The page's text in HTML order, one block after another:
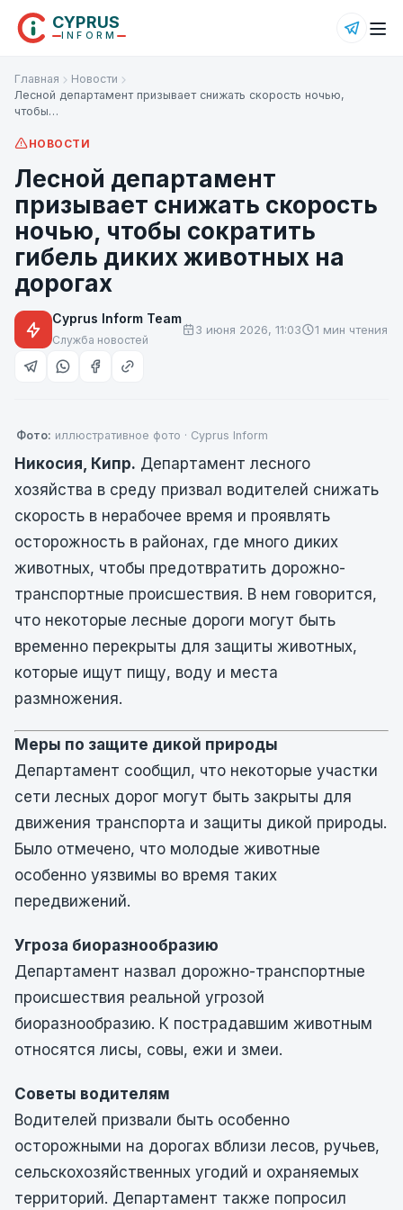
CYPRUS
INFORM
Главная
Новости
Лесной департамент призывает снижать скорость ночью,
чтобы…
НОВОСТИ
Лесной департамент
призывает снижать скорость
ночью, чтобы сократить
гибель диких животных на
дорогах
Cyprus Inform Team
Служба новостей
3 июня 2026, 11:03 1 мин чтения
Фото: иллюстративное фото · Cyprus Inform
Никосия, Кипр. Департамент лесного
хозяйства в среду призвал водителей снижать
скорость в нерабочее время и проявлять
осторожность в районах, где много диких
животных, чтобы предотвратить дорожно-
транспортные происшествия. В нем говорится,
что некоторые лесные дороги могут быть
временно перекрыты для защиты животных,
которые ищут пищу, воду и места
размножения.
Меры по защите дикой природы
Департамент сообщил, что некоторые участки
сети лесных дорог могут быть закрыты для
движения транспорта и защиты дикой природы.
Было отмечено, что молодые животные
особенно уязвимы во время таких
передвижений.
Угроза биоразнообразию
Департамент назвал дорожно-транспортные
происшествия реальной угрозой
биоразнообразию. К пострадавшим животным
относятся лисы, совы, ежи и змеи.
Советы водителям
Водителей призвали быть особенно
осторожными на дорогах вблизи лесов, ручьев,
сельскохозяйственных угодий и охраняемых
территорий. Департамент также попросил